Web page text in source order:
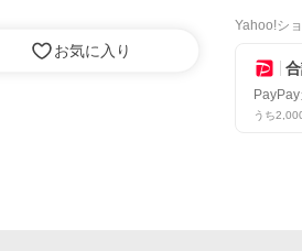
お気に入り
Yahoo!シ
うち